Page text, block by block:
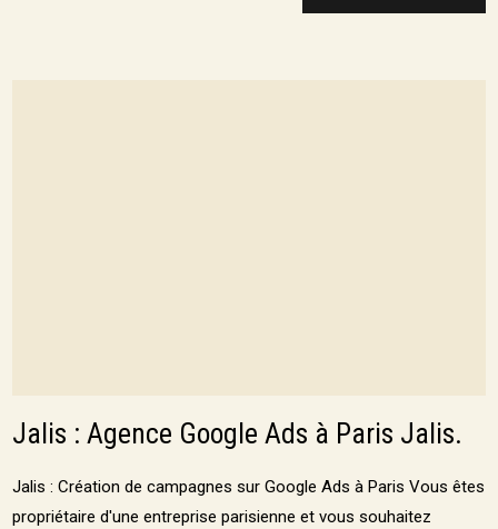
Jalis : Agence Google Ads à Paris Jalis.
Jalis : Création de campagnes sur Google Ads à Paris Vous êtes
propriétaire d'une entreprise parisienne et vous souhaitez